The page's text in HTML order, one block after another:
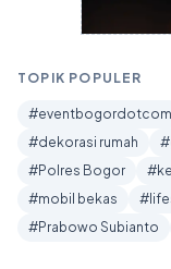
TOPIK POPULER
#eventbogordotcom
#dekorasi rumah
#Polres Bogor
#mobil bekas
#Prabowo Subianto